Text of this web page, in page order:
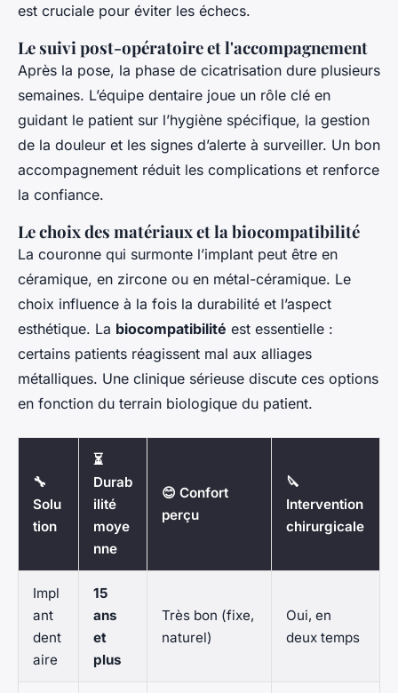
est cruciale pour éviter les échecs.
Le suivi post-opératoire et l'accompagnement
Après la pose, la phase de cicatrisation dure plusieurs
semaines. L’équipe dentaire joue un rôle clé en
guidant le patient sur l’hygiène spécifique, la gestion
de la douleur et les signes d’alerte à surveiller. Un bon
accompagnement réduit les complications et renforce
la confiance.
Le choix des matériaux et la biocompatibilité
La couronne qui surmonte l’implant peut être en
céramique, en zircone ou en métal-céramique. Le
choix influence à la fois la durabilité et l’aspect
esthétique. La biocompatibilité est essentielle :
certains patients réagissent mal aux alliages
métalliques. Une clinique sérieuse discute ces options
en fonction du terrain biologique du patient.
🔧
Solu
tion
⏳
Durab
ilité
moye
nne
😊 Confort
perçu
🔪
Intervention
chirurgicale
Impl
ant
dent
aire
15
ans
et
plus
Très bon (fixe,
naturel)
Oui, en
deux temps